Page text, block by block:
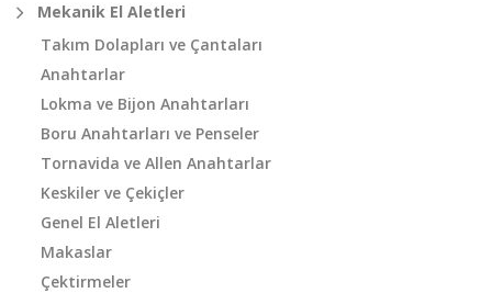
Mekanik El Aletleri
Takım Dolapları ve Çantaları
Anahtarlar
Lokma ve Bijon Anahtarları
Boru Anahtarları ve Penseler
Tornavida ve Allen Anahtarlar
Keskiler ve Çekiçler
Genel El Aletleri
Makaslar
Çektirmeler